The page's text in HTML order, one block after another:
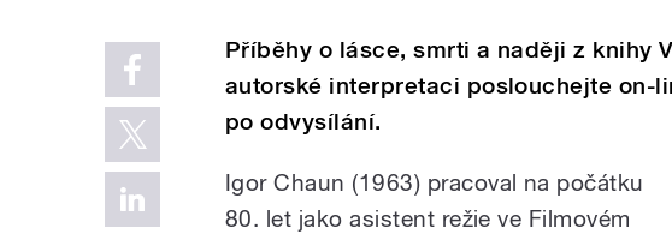
Příběhy o lásce, smrti a naději z knihy
autorské interpretaci poslouchejte on-
po odvysílání.
Igor Chaun (1963) pracoval na počátku
80. let jako asistent režie ve Filmovém